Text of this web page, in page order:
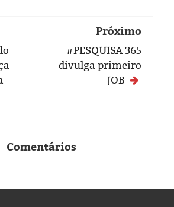
Próximo
#PESQUISA 365
divulga primeiro
JOB
Comentários